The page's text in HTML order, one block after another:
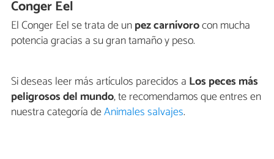
Conger Eel
El Conger Eel se trata de unpez carnívorocon mucha
potencia gracias a su gran tamaño y peso.
Si deseas leer más artículos parecidos a Los peces más
peligrosos del mundo, te recomendamos que entres en
nuestra categoría deAnimales salvajes.